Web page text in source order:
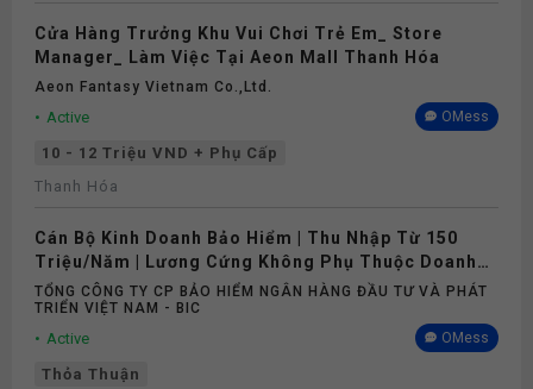
Cửa Hàng Trưởng Khu Vui Chơi Trẻ Em_ Store
Manager_ Làm Việc Tại Aeon Mall Thanh Hóa
Aeon Fantasy Vietnam Co.,ltd.
Active OMess
10 - 12 Triệu VND + Phụ Cấp
Thanh Hóa
Cán Bộ Kinh Doanh Bảo Hiểm | Thu Nhập Từ 150
Triệu/Năm | Lương Cứng Không Phụ Thuộc Doanh
Số
TỔNG CÔNG TY CP BẢO HIỂM NGÂN HÀNG ĐẦU TƯ VÀ PHÁT
TRIỂN VIỆT NAM - BIC
Active OMess
Thỏa Thuận